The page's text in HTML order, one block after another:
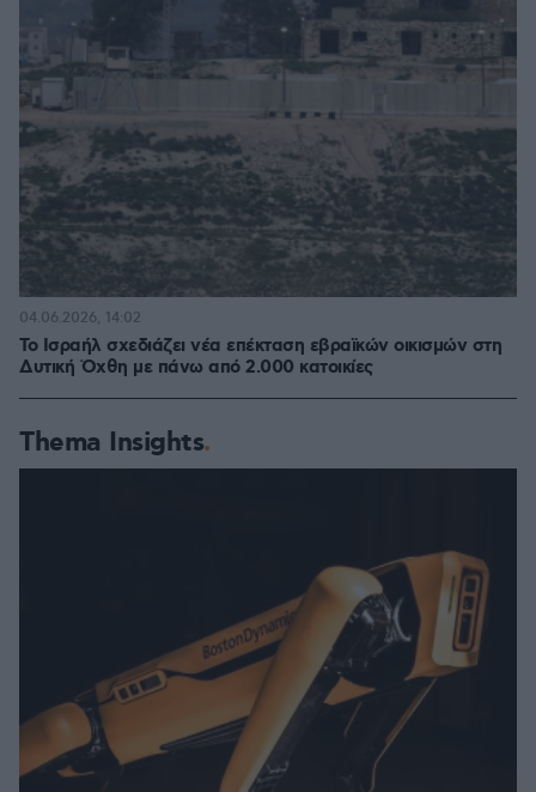
Το Ισραήλ σχεδιάζει νέα επέκταση εβραϊκών οικισμών στη
Δυτική Όχθη με πάνω από 2.000 κατοικίες
04.06.2026, 14:02
Thema Insights